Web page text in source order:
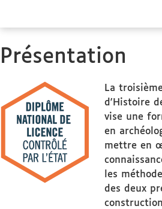
Présentation
La
d'Histoire
vise une
en
mettre en
les
des deux